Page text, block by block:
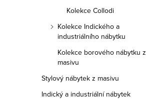
Kolekce Collodi
Kolekce Indického a
industriálního nábytku
Kolekce borového nábytku z
masivu
Stylový nábytek z masivu
Indický a industriální nábytek